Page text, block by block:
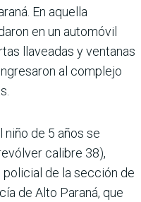
En aquella
en un automóvil
llaveadas y ventanas
al complejo
niño de 5 años se
calibre 38),
de la sección de
de Alto Paraná, que